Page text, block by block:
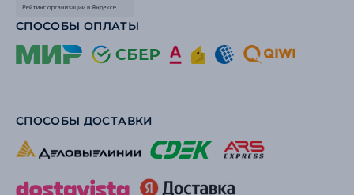
СПОСОБЫ ОПЛАТЫ
СПОСОБЫ ДОСТАВКИ